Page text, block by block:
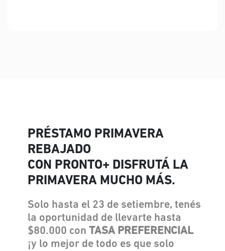
PRÉSTAMO PRIMAVERA
REBAJADO
CON PRONTO+ DISFRUTÁ LA
PRIMAVERA MUCHO MÁS.
Solo hasta el 23 de setiembre, tenés
la oportunidad de llevarte hasta
$80.000 con TASA PREFERENCIAL
¡y lo mejor de todo es que solo